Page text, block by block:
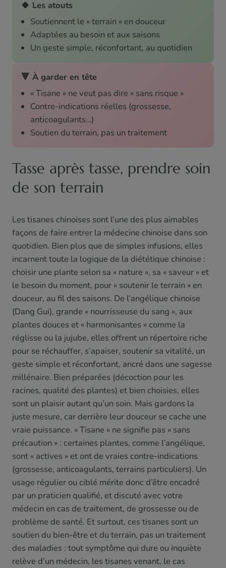
🍀 Les atouts
Soutiennent le « terrain » en douceur
Adaptées au besoin et aux saisons
Un geste simple, réconfortant, au quotidien
🔻 À garder en tête
« Tisane » ne veut pas dire « sans risque »
Contre-indications réelles (grossesse,
anticoagulants…)
Soutien du terrain, pas un traitement
Tasse après tasse, prendre soin
de son terrain
Les tisanes chinoises sont l’une des plus aimables
façons de faire entrer la médecine chinoise dans son
quotidien. Bien plus que de simples infusions, elles
incarnent toute la logique de la diététique chinoise :
choisir une plante selon sa « nature », sa « saveur » et
le besoin du moment, pour « soutenir le terrain » en
douceur, au fil des saisons. De l’angélique chinoise
(Dang Gui), grande « nourrisseuse du sang », aux
plantes douces et « harmonisantes » comme la
réglisse ou la jujube, elles offrent un répertoire riche
pour se réchauffer, s’apaiser, soutenir sa vitalité, un
geste simple et réconfortant, ancré dans une sagesse
millénaire. Bien préparées (décoction pour les
racines, qualité des plantes) et bien choisies, elles
sont un plaisir autant qu’un soin. Mais gardons la
juste mesure, car derrière leur douceur se cache une
vraie puissance. « Tisane » ne signifie pas « sans
précaution » : certaines plantes, comme l’angélique,
sont « actives » et ont de vraies contre-indications
(grossesse, anticoagulants, terrains particuliers). Un
usage régulier ou ciblé mérite donc d’être encadré
par un praticien qualifié, et discuté avec votre
médecin en cas de traitement, de grossesse ou de
problème de santé. Et surtout, ces tisanes sont un
soutien du bien-être et du terrain, pas un traitement
des maladies : tout symptôme qui dure ou inquiète
relève d’un médecin, les tisanes venant, le cas